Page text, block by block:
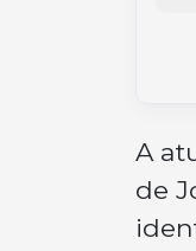
A
de